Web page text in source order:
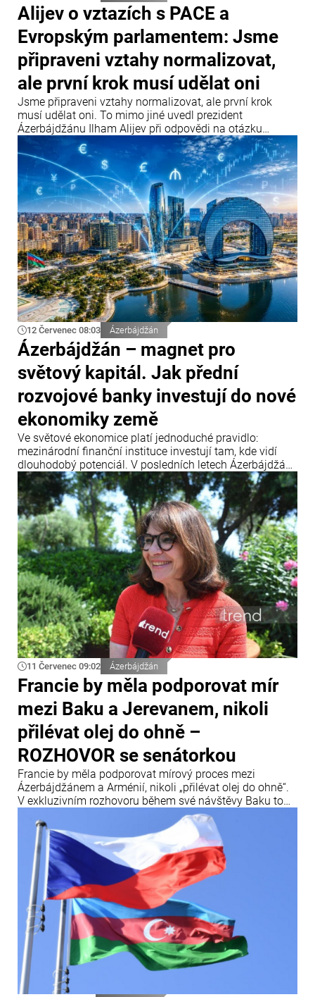
Alijev o vztazích s PACE a
Evropským parlamentem: Jsme
připraveni vztahy normalizovat,
ale první krok musí udělat oni
Jsme připraveni vztahy normalizovat, ale první krok
musí udělat oni. To mimo jiné uvedl prezident
Ázerbájdžánu Ilham Alijev při odpovědi na otázku
týkající se vztahů Ázerbájdžánu s Parlamentním
shromážděním Rady Evropy (PACE) a Evropským
parlamentem během setkání s účastníky IV. Šušského
globálního mediálního fóra.
12 Červenec 08:03 Ázerbájdžán
Ázerbájdžán – magnet pro
světový kapitál. Jak přední
rozvojové banky investují do nové
ekonomiky země
Ve světové ekonomice platí jednoduché pravidlo:
mezinárodní finanční instituce investují tam, kde vidí
dlouhodobý potenciál. V posledních letech Ázerbájdžán
upevnil svou pozici jako jedno z klíčových dopravních a
energetických center Eurasie a zároveň se stal
významnou platformou pro realizaci mezinárodních
infrastrukturních projektů.
11 Červenec 09:02 Ázerbájdžán
Francie by měla podporovat mír
mezi Baku a Jerevanem, nikoli
přilévat olej do ohně –
ROZHOVOR se senátorkou
Francie by měla podporovat mírový proces mezi
Ázerbájdžánem a Arménií, nikoli „přilévat olej do ohně“.
V exkluzivním rozhovoru během své návštěvy Baku to
uvedla francouzská senátorka a členka Mezinárodního
centra Nizami Ganjavi Nathalie Gouletová.